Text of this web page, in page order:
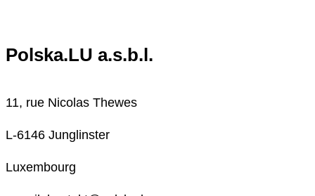
Polska.LU a.s.b.l.
11, rue Nicolas Thewes
L-6146 Junglinster
Luxembourg